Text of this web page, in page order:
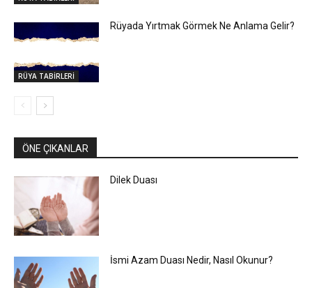
RÜYA TABİRLERİ
Rüyada Yırtmak Görmek Ne Anlama Gelir?
ÖNE ÇIKANLAR
Dilek Duası
İsmi Azam Duası Nedir, Nasıl Okunur?